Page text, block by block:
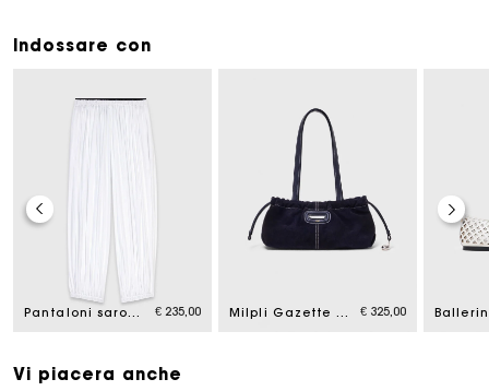
Indossare con
Pantaloni sarouel in cotone € 235,00 Milpli Gazette camoscio impunturata € 325,00
Vi piacera anche